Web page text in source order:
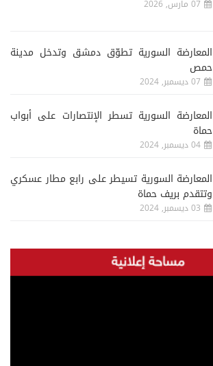
07 مارس, 2026
المعارضة السورية تطوّق دمشق وتدخل مدينة
حمص
07 ديسمبر, 2024
المعارضة السورية تسطر الإنتصارات على أبواب
حماة
04 ديسمبر, 2024
المعارضة السورية تسيطر على رابع مطار عسكري
وتتقدم بريف حماة
03 ديسمبر, 2024